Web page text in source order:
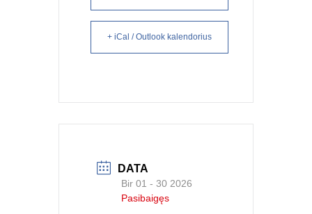
+ iCal / Outlook kalendorius
DATA
Bir 01 - 30 2026
Pasibaigęs